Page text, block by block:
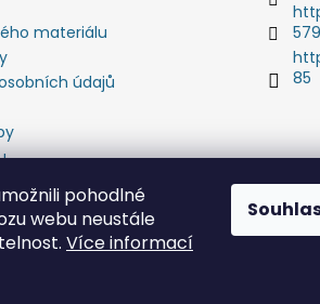
pohodlné
webu neustále
Více informací
materiálu
údajů
85